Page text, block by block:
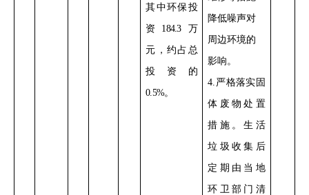
其中环保投
资 184.3万
元，约占总
投资的
0.5%。
降低噪声对
周边环境的
影响。
4. 严格落实 固
体废物处置
措施。生活
垃圾收集后
定期由当地
环卫部门清